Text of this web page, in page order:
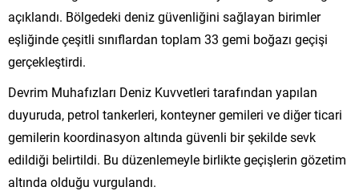
açıklandı. Bölgedeki deniz güvenliğini sağlayan birimler
eşliğinde çeşitli sınıflardan toplam 33 gemi boğazı geçişi
gerçekleştirdi.
Devrim Muhafızları Deniz Kuvvetleri tarafından yapılan
duyuruda, petrol tankerleri, konteyner gemileri ve diğer ticari
gemilerin koordinasyon altında güvenli bir şekilde sevk
edildiği belirtildi. Bu düzenlemeyle birlikte geçişlerin gözetim
altında olduğu vurgulandı.